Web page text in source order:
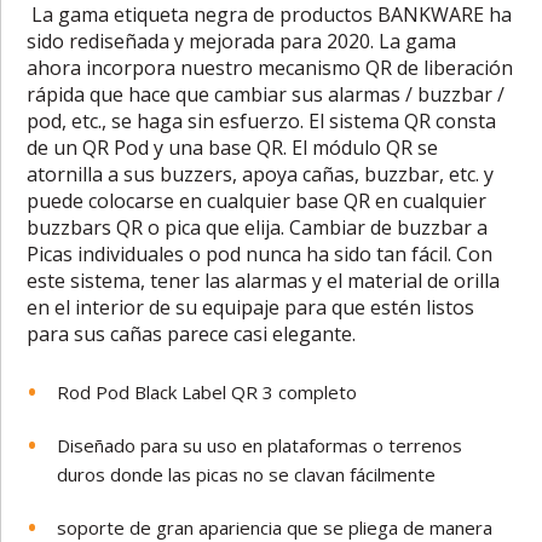
La gama etiqueta negra de productos BANKWARE ha
sido rediseñada y mejorada para 2020. La gama
ahora incorpora nuestro mecanismo QR de liberación
rápida que hace que cambiar sus alarmas / buzzbar /
pod, etc., se haga sin esfuerzo. El sistema QR consta
de un QR Pod y una base QR. El módulo QR se
atornilla a sus buzzers, apoya cañas, buzzbar, etc. y
puede colocarse en cualquier base QR en cualquier
buzzbars QR o pica que elija. Cambiar de buzzbar a
Picas individuales o pod nunca ha sido tan fácil. Con
este sistema, tener las alarmas y el material de orilla
en el interior de su equipaje para que estén listos
para sus cañas parece casi elegante.
Rod Pod Black Label QR 3 completo
Diseñado para su uso en plataformas o terrenos
duros donde las picas no se clavan fácilmente
soporte de gran apariencia que se pliega de manera